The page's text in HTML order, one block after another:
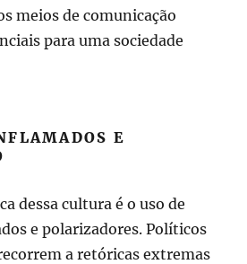
meios de comunicação
para uma sociedade
E
dessa cultura é o uso de
e polarizadores. Políticos
a retóricas extremas